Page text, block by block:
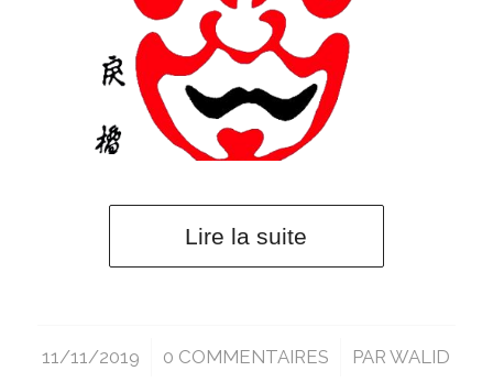
Lire la suite
11/11/2019
/ 0 COMMENTAIRES
/ PARWALID